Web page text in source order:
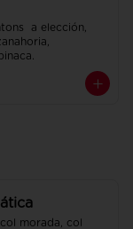
a elección,
morada, col